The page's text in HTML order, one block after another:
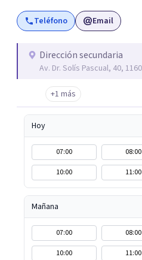
profesionales formados en
y orientaciones psicológicas:
analítico funcional, Terapia
Terapia sistémica,
Teléfono Email
Dirección secundaria
Av. Dr. Solís Pascual, 40,
+1 más
Hoy
07:00 08:00
10:00
11:00
Mañana
07:00 08:00
10:00
11:00